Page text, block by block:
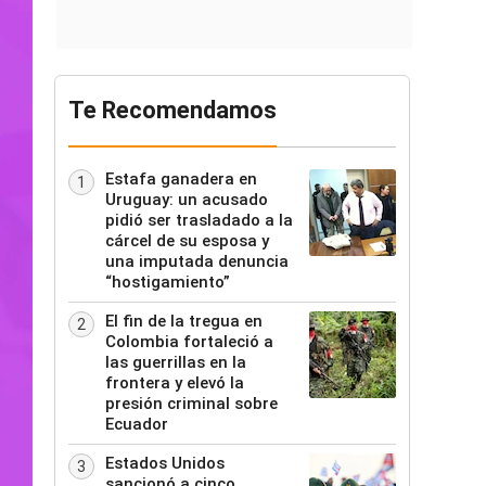
Te Recomendamos
1
Estafa ganadera en
Uruguay: un acusado
pidió ser trasladado a la
cárcel de su esposa y
una imputada denuncia
“hostigamiento”
2
El fin de la tregua en
Colombia fortaleció a
las guerrillas en la
frontera y elevó la
presión criminal sobre
Ecuador
3
Estados Unidos